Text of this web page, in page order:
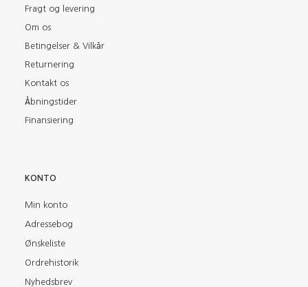
Fragt og levering
Om os
Betingelser & Vilkår
Returnering
Kontakt os
Åbningstider
Finansiering
KONTO
Min konto
Adressebog
Ønskeliste
Ordrehistorik
Nyhedsbrev